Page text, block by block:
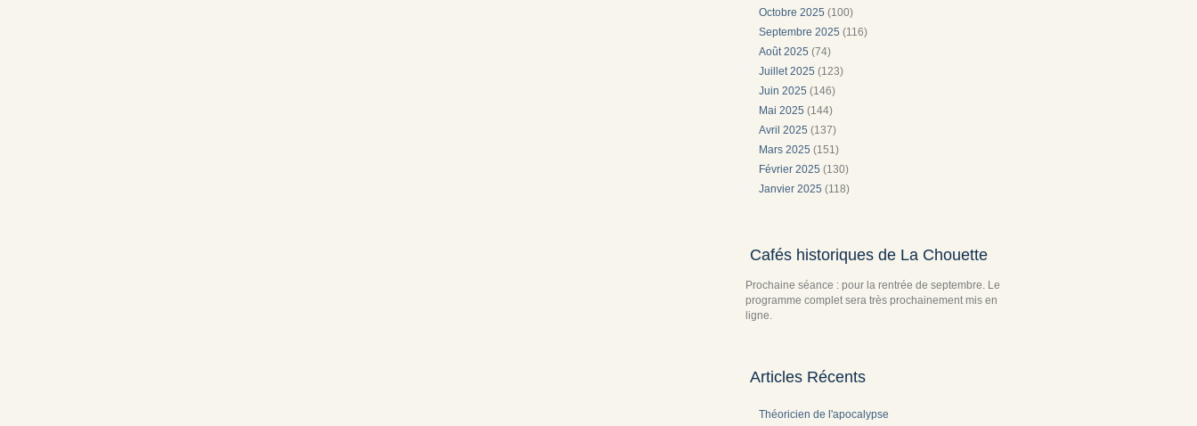
Octobre 2025 (100)
Septembre 2025 (116)
Août 2025 (74)
Juillet 2025 (123)
Juin 2025 (146)
Mai 2025 (144)
Avril 2025 (137)
Mars 2025 (151)
Février 2025 (130)
Janvier 2025 (118)
Cafés historiques de La Chouette
Prochaine séance : pour la rentrée de septembre. Le
programme complet sera très prochainement mis en
ligne.
Articles Récents
Théoricien de l'apocalypse